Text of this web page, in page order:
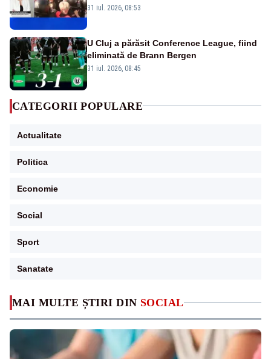
MAI MULTE ȘTIRI DIN SOCIAL
pleca din funcție”
31 iul. 2026, 08:53
U Cluj a părăsit Conference League, fiind
eliminată de Brann Bergen
31 iul. 2026, 08:45
CATEGORII POPULARE
Actualitate
Politica
Economie
Social
Sport
Sanatate